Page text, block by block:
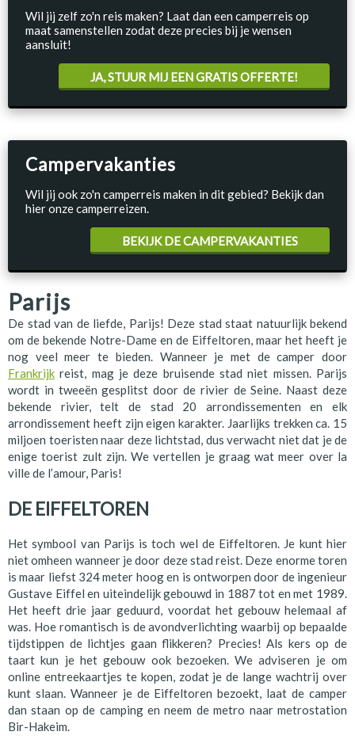
Parijs
De stad van de liefde, Parijs! Deze stad staat natuurlijk bekend
om de bekende Notre-Dame en de Eiffeltoren, maar het heeft je
nog veel meer te bieden. Wanneer je met de camper door
Frankrijk reist, mag je deze bruisende stad niet missen. Parijs
wordt in tweeën gesplitst door de rivier de Seine. Naast deze
bekende rivier, telt de stad 20 arrondissementen en elk
arrondissement heeft zijn eigen karakter. Jaarlijks trekken ca. 15
miljoen toeristen naar deze lichtstad, dus verwacht niet dat je de
enige toerist zult zijn. We vertellen je graag wat meer over la
ville de l’amour, Paris!
DE EIFFELTOREN
Het symbool van Parijs is toch wel de Eiffeltoren. Je kunt hier
niet omheen wanneer je door deze stad reist. Deze enorme toren
is maar liefst 324 meter hoog en is ontworpen door de ingenieur
Gustave Eiffel en uiteindelijk gebouwd in 1887 tot en met 1989.
Het heeft drie jaar geduurd, voordat het gebouw helemaal af
was. Hoe romantisch is de avondverlichting waarbij op bepaalde
tijdstippen de lichtjes gaan flikkeren? Precies! Als kers op de
taart kun je het gebouw ook bezoeken. We adviseren je om
online entreekaartjes te kopen, zodat je de lange wachtrij over
kunt slaan. Wanneer je de Eiffeltoren bezoekt, laat de camper
dan staan op de camping en neem de metro naar metrostation
Bir-Hakeim.
Wil jij zelf zo'n reis maken? Laat dan een camperreis op
maat samenstellen zodat deze precies bij je wensen
aansluit!
JA, STUUR MIJ EEN GRATIS OFFERTE!
Campervakanties
Wil jij ook zo'n camperreis maken in dit gebied? Bekijk dan
hier onze camperreizen.
BEKIJK DE CAMPERVAKANTIES